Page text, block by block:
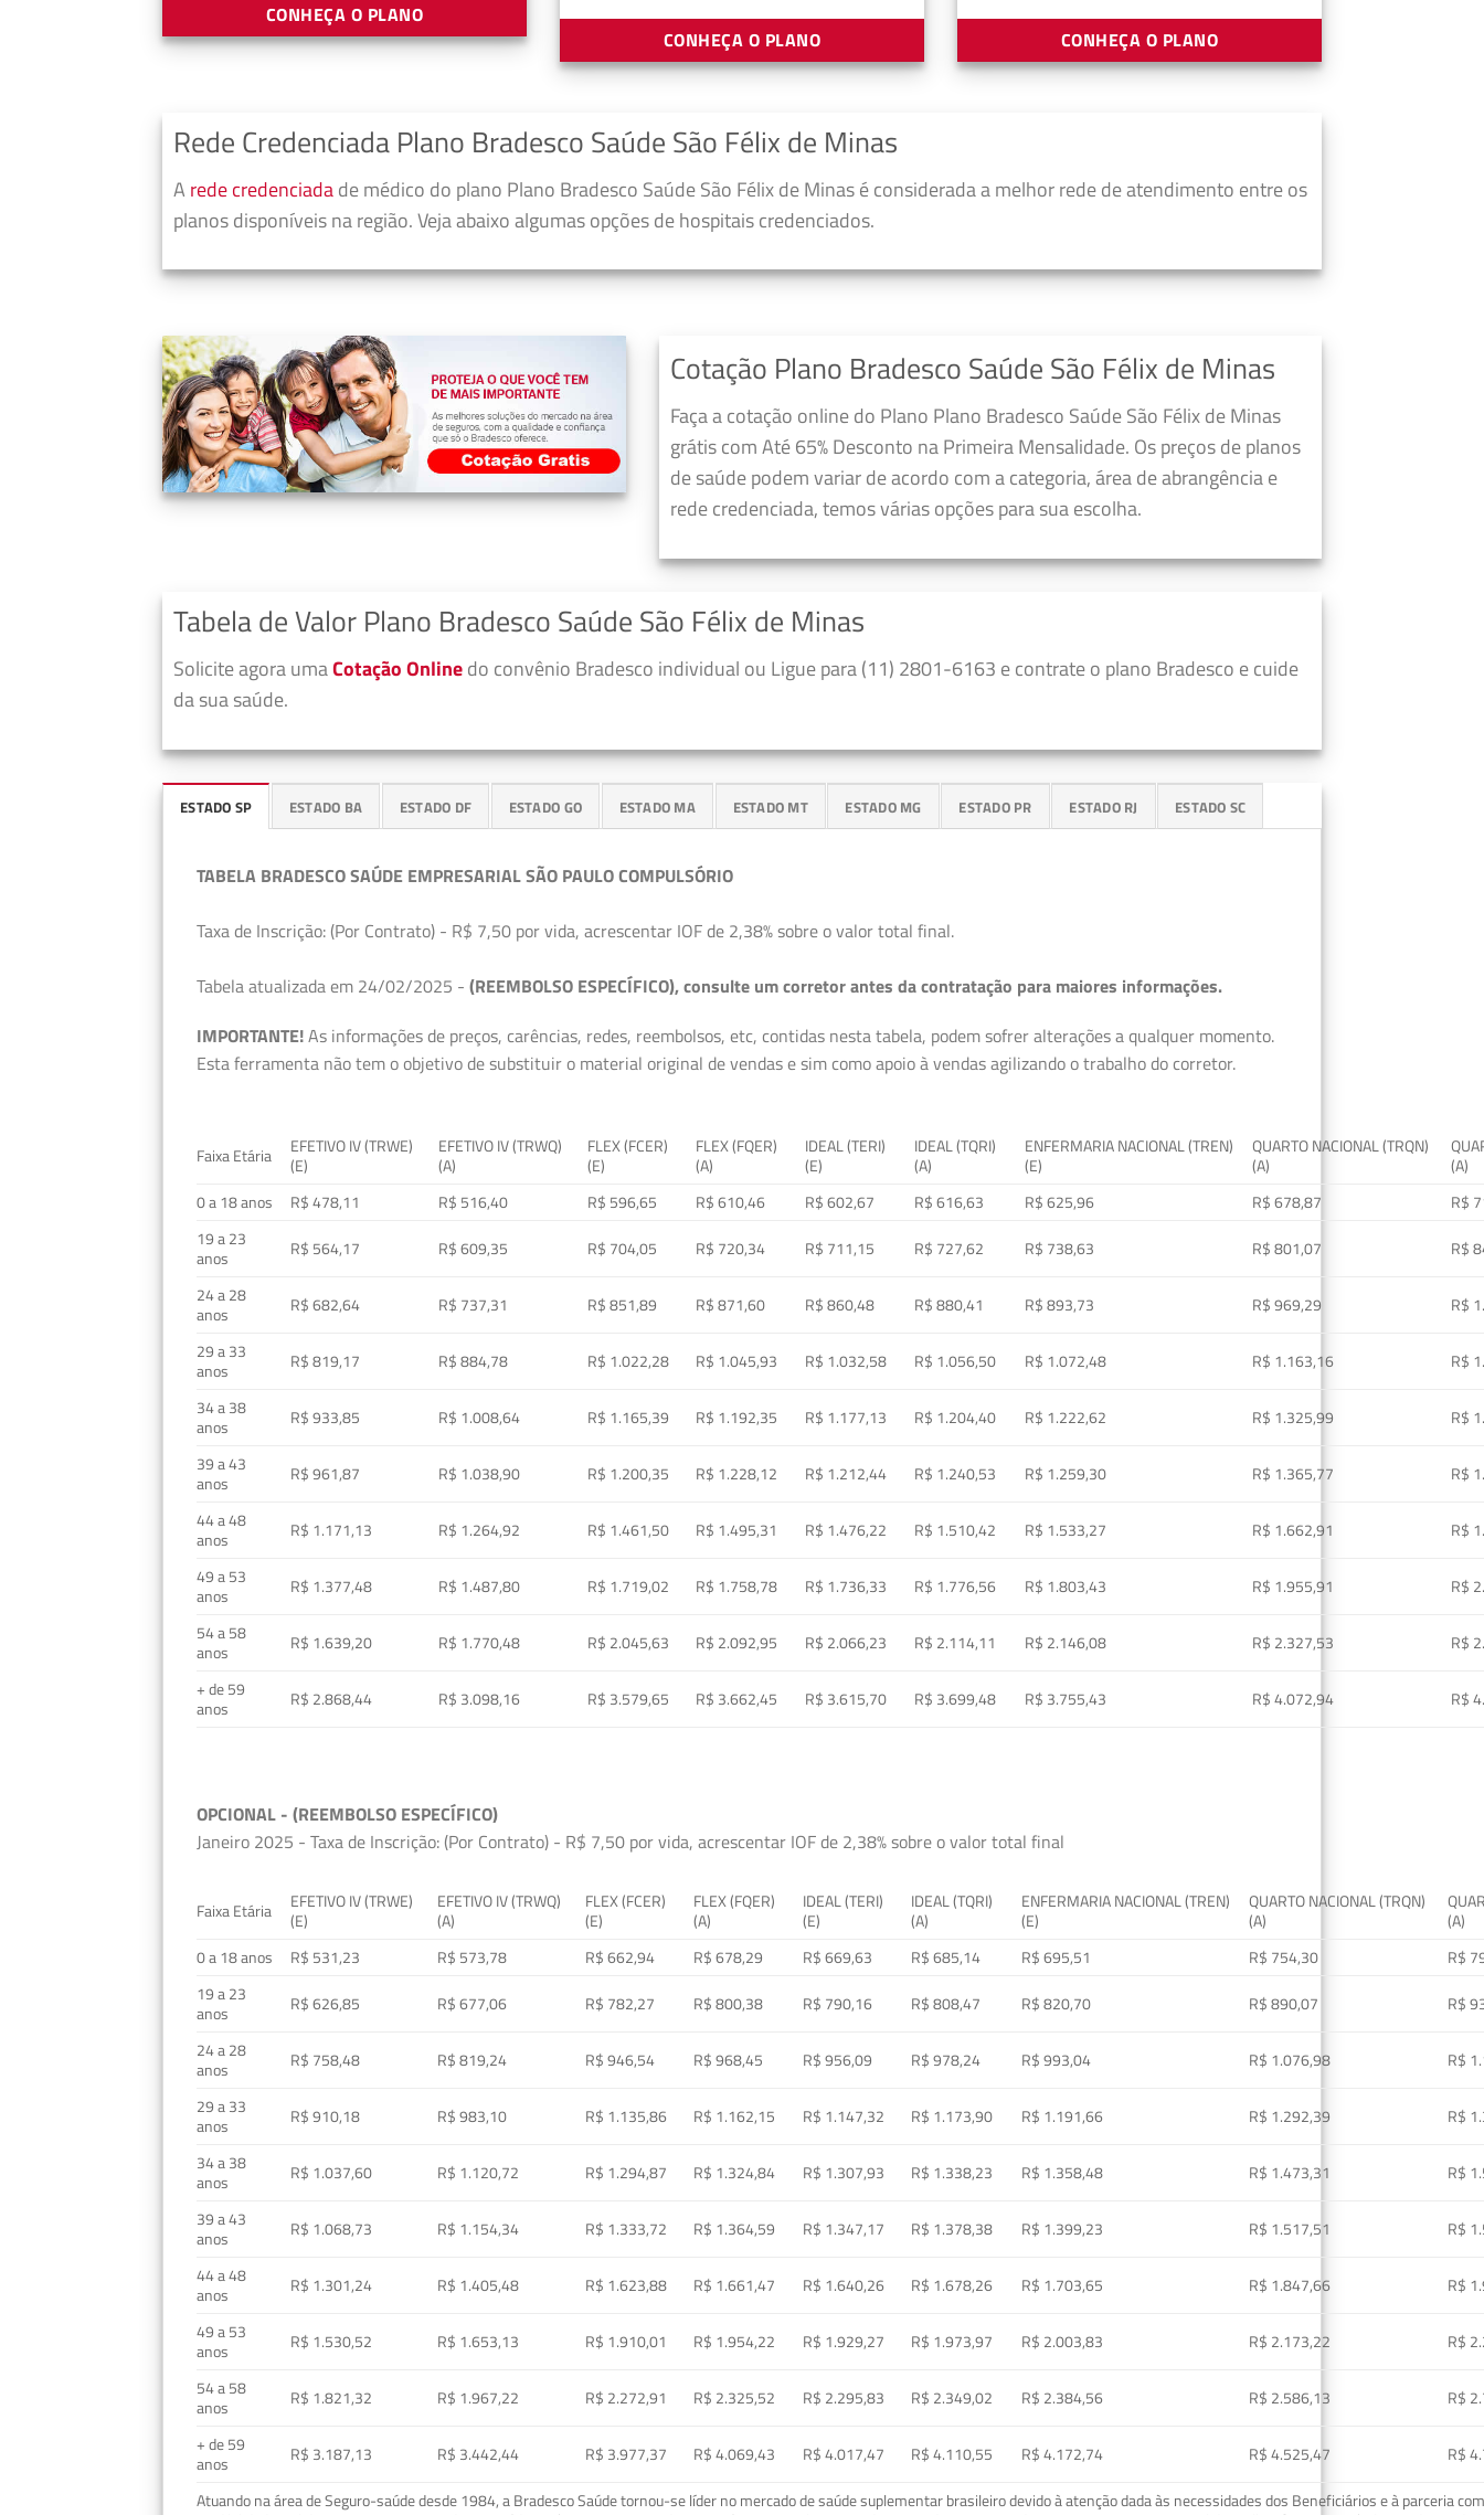
CONHEÇA O PLANO
CONHEÇA O PLANO CONHEÇA O PLANO
Rede Credenciada Plano Bradesco Saúde São Félix de Minas
A rede credenciadade médico do plano Plano Bradesco Saúde São Félix de Minas é considerada a melhor rede de atendimento entre os
planos disponíveis na região. Veja abaixo algumas opções de hospitais credenciados.
Cotação Plano Bradesco Saúde São Félix de Minas
Faça a cotação online do Plano Plano Bradesco Saúde São Félix de Minas
grátis com Até 65% Desconto na Primeira Mensalidade. Os preços de planos
de saúde podem variar de acordo com a categoria, área de abrangência e
rede credenciada, temos várias opções para sua escolha.
Tabela de Valor Plano Bradesco Saúde São Félix de Minas
Solicite agora umaCotação Onlinedo convênio Bradesco individual ou Ligue para (11) 2801-6163 e contrate o plano Bradesco e cuide
da sua saúde.
ESTADO SP ESTADO BA ESTADO DF ESTADO GO ESTADO MA ESTADO MT ESTADO MG ESTADO PR ESTADO RJ ESTADO SC
TABELA BRADESCO SAÚDE EMPRESARIAL SÃO PAULO COMPULSÓRIO
Taxa de Inscrição: (Por Contrato) - R$ 7,50 por vida, acrescentar IOF de 2,38% sobre o valor total final.
Tabela atualizada em 24/02/2025 - (REEMBOLSO ESPECÍFICO), consulte um corretor antes da contratação para maiores informações.
IMPORTANTE!As informações de preços, carências, redes, reembolsos, etc, contidas nesta tabela, podem sofrer alterações a qualquer momento.
Esta ferramenta não tem o objetivo de substituir o material original de vendas e sim como apoio à vendas agilizando o trabalho do corretor.
Faixa Etária
EFETIVO IV (TRWE)
(E)
EFETIVO IV (TRWQ)
(A)
FLEX (FCER)
(E)
FLEX (FQER)
(A)
IDEAL (TERI)
(E)
IDEAL (TQRI)
(A)
ENFERMARIA NACIONAL (TREN)
(E)
QUARTO NACIONAL (TRQN)
(A)
(A)
0 a 18 anos
R$ 478,11 R$ 516,40 R$ 596,65 R$ 610,46 R$ 602,67 R$ 616,63 R$ 625,96 R$ 678,87
R$
19 a 23
anos
R$ 564,17 R$ 609,35 R$ 704,05 R$ 720,34 R$ 711,15 R$ 727,62 R$ 738,63 R$ 801,07
R$
24 a 28
anos
R$ 682,64 R$ 737,31 R$ 851,89 R$ 871,60 R$ 860,48 R$ 880,41 R$ 893,73 R$ 969,29
R$
29 a 33
anos
R$ 819,17 R$ 884,78 R$ 1.022,28 R$ 1.045,93 R$ 1.032,58 R$ 1.056,50 R$ 1.072,48 R$ 1.163,16
R$
34 a 38
anos
R$ 933,85 R$ 1.008,64 R$ 1.165,39 R$ 1.192,35 R$ 1.177,13 R$ 1.204,40 R$ 1.222,62 R$ 1.325,99
R$
39 a 43
anos
R$ 961,87 R$ 1.038,90 R$ 1.200,35 R$ 1.228,12 R$ 1.212,44 R$ 1.240,53 R$ 1.259,30 R$ 1.365,77
R$
44 a 48
anos
R$ 1.171,13 R$ 1.264,92 R$ 1.461,50 R$ 1.495,31 R$ 1.476,22 R$ 1.510,42 R$ 1.533,27 R$ 1.662,91
R$
49 a 53
anos
R$ 1.377,48 R$ 1.487,80 R$ 1.719,02 R$ 1.758,78 R$ 1.736,33 R$ 1.776,56 R$ 1.803,43 R$ 1.955,91
R$
54 a 58
anos
R$ 1.639,20 R$ 1.770,48 R$ 2.045,63 R$ 2.092,95 R$ 2.066,23 R$ 2.114,11 R$ 2.146,08 R$ 2.327,53
R$
+ de 59
anos
R$ 2.868,44 R$ 3.098,16 R$ 3.579,65 R$ 3.662,45 R$ 3.615,70 R$ 3.699,48 R$ 3.755,43 R$ 4.072,94 R$
OPCIONAL - (REEMBOLSO ESPECÍFICO)
Janeiro 2025 - Taxa de Inscrição: (Por Contrato) - R$ 7,50 por vida, acrescentar IOF de 2,38% sobre o valor total final
Faixa Etária
EFETIVO IV (TRWE)
(E)
EFETIVO IV (TRWQ)
(A)
FLEX (FCER)
(E)
FLEX (FQER)
(A)
IDEAL (TERI)
(E)
IDEAL (TQRI)
(A)
ENFERMARIA NACIONAL (TREN)
(E)
QUARTO NACIONAL (TRQN)
(A)
(A)
0 a 18 anos
R$ 531,23 R$ 573,78 R$ 662,94 R$ 678,29 R$ 669,63 R$ 685,14 R$ 695,51 R$ 754,30
R$
19 a 23
anos
R$ 626,85 R$ 677,06 R$ 782,27 R$ 800,38 R$ 790,16 R$ 808,47 R$ 820,70 R$ 890,07
R$
24 a 28
anos
R$ 758,48 R$ 819,24 R$ 946,54 R$ 968,45 R$ 956,09 R$ 978,24 R$ 993,04 R$ 1.076,98
R$
29 a 33
anos
R$ 910,18 R$ 983,10 R$ 1.135,86 R$ 1.162,15 R$ 1.147,32 R$ 1.173,90 R$ 1.191,66 R$ 1.292,39
R$
34 a 38
anos
R$ 1.037,60 R$ 1.120,72 R$ 1.294,87 R$ 1.324,84 R$ 1.307,93 R$ 1.338,23 R$ 1.358,48 R$ 1.473,31
R$
39 a 43
anos
R$ 1.068,73 R$ 1.154,34 R$ 1.333,72 R$ 1.364,59 R$ 1.347,17 R$ 1.378,38 R$ 1.399,23 R$ 1.517,51
R$
44 a 48
anos
R$ 1.301,24 R$ 1.405,48 R$ 1.623,88 R$ 1.661,47 R$ 1.640,26 R$ 1.678,26 R$ 1.703,65 R$ 1.847,66
R$
49 a 53
anos
R$ 1.530,52 R$ 1.653,13 R$ 1.910,01 R$ 1.954,22 R$ 1.929,27 R$ 1.973,97 R$ 2.003,83 R$ 2.173,22
R$
54 a 58
anos
R$ 1.821,32 R$ 1.967,22 R$ 2.272,91 R$ 2.325,52 R$ 2.295,83 R$ 2.349,02 R$ 2.384,56 R$ 2.586,13
R$
+ de 59
anos
R$ 3.187,13 R$ 3.442,44 R$ 3.977,37 R$ 4.069,43 R$ 4.017,47 R$ 4.110,55 R$ 4.172,74 R$ 4.525,47
R$
Atuando na área de Seguro-saúde desde 1984, a Bradesco Saúde tornou-se líder no mercado de saúde suplementar brasileiro devido à atenção dada às necessidades dos Beneficiários e à parceria